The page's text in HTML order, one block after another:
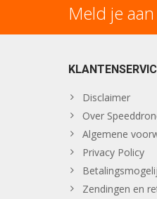
Meld je
Disclaimer
Over
Algemene
Privacy Policy
Zendingen en